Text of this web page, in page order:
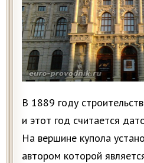
В 1889 году
и этот год считается
На вершине купола
автором которой